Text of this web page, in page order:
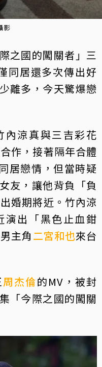
影
之國的闖關者」三
同居還多次傳出好
離多，今天驚爆戀
內涼真與三吉彩花
作，接著隔年合體
居戀情，但當時疑
友，讓他背負「負
婚期將近。竹內涼
演出「黑色止血鉗
主角 二宮和也來台
周杰倫的MV，被封
「今際之國的闖關